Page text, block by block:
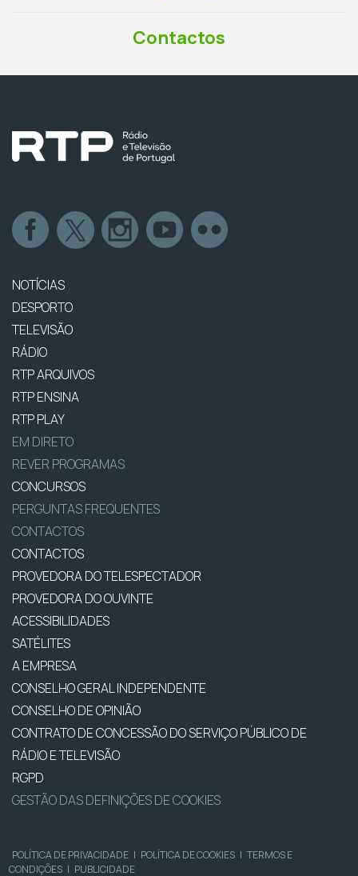
Contactos
NOTÍCIAS
DESPORTO
TELEVISÃO
RÁDIO
RTP ARQUIVOS
RTP ENSINA
RTP PLAY
EM DIRETO
REVER PROGRAMAS
CONCURSOS
PERGUNTAS FREQUENTES
CONTACTOS
CONTACTOS
PROVEDORA DO TELESPECTADOR
PROVEDORA DO OUVINTE
ACESSIBILIDADES
SATÉLITES
A EMPRESA
CONSELHO GERAL INDEPENDENTE
CONSELHO DE OPINIÃO
CONTRATO DE CONCESSÃO DO SERVIÇO PÚBLICO DE
RÁDIO E TELEVISÃO
RGPD
GESTÃO DAS DEFINIÇÕES DE COOKIES
POLÍTICA DE PRIVACIDADE | POLÍTICA DE COOKIES | TERMOS E
CONDIÇÕES | PUBLICIDADE